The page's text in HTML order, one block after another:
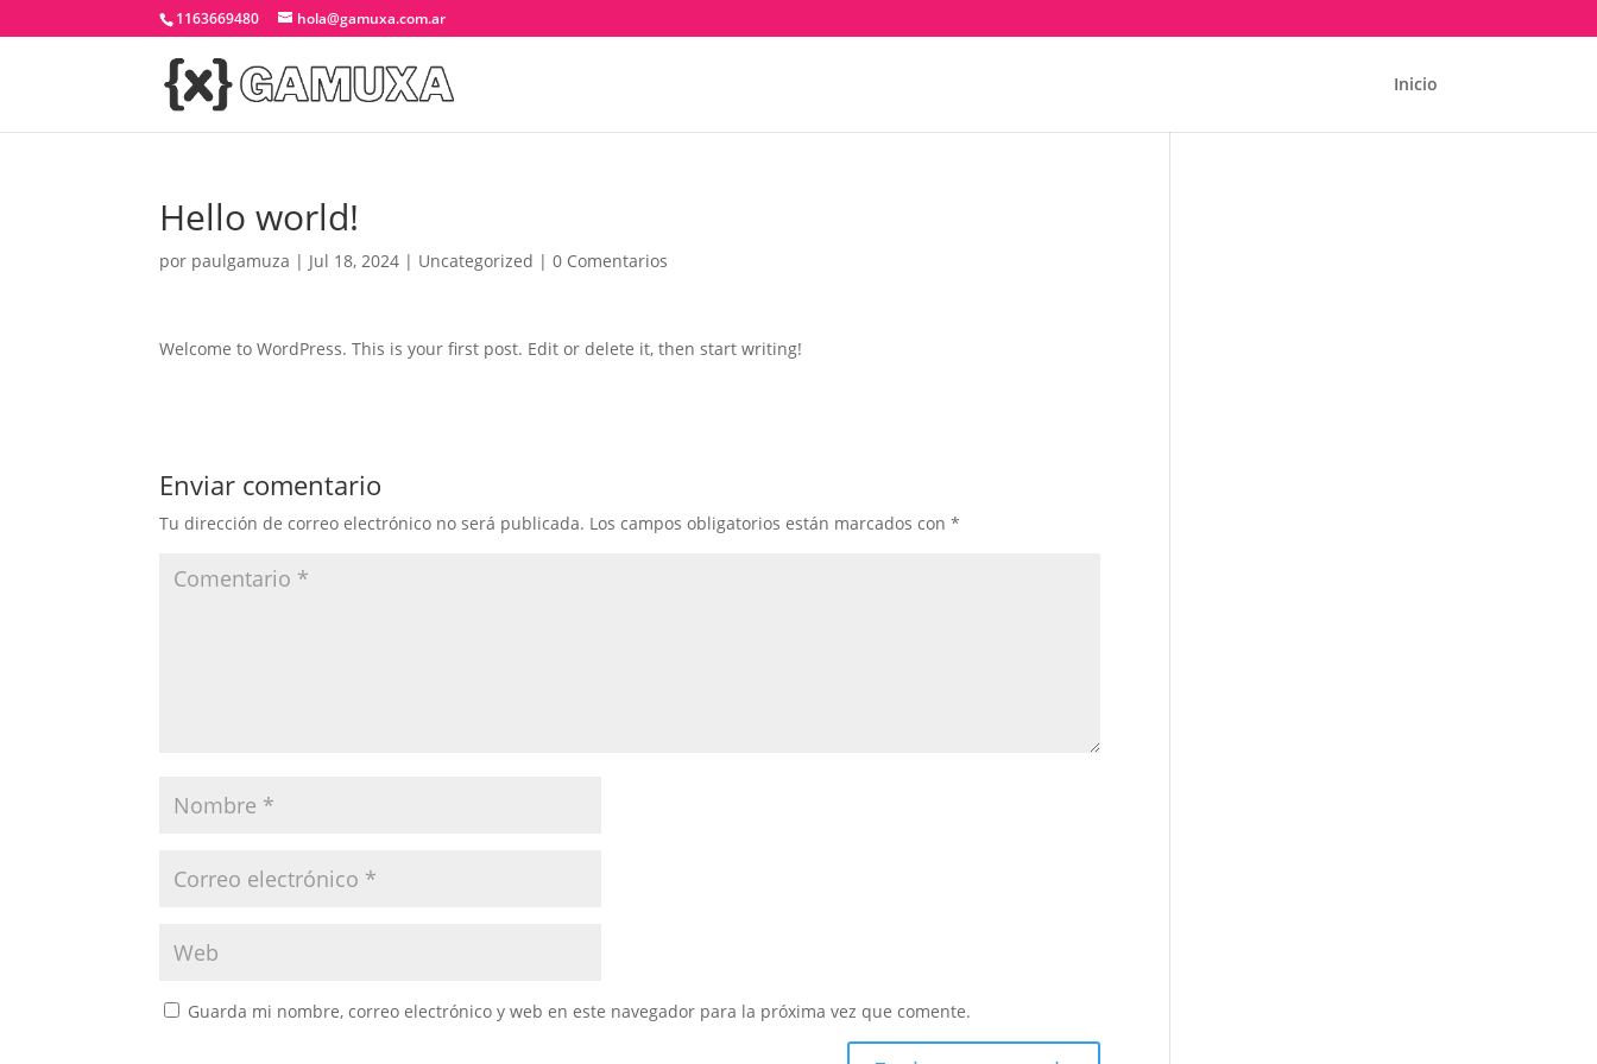
1163669480 hola@gamuxa.com.ar
Inicio
Hello world!
por paulgamuza | Jul 18, 2024 | Uncategorized |0 Comentarios
Welcome to WordPress. This is your first post. Edit or delete it, then start writing!
Enviar comentario
Tu dirección de correo electrónico no será publicada. Los campos obligatorios están marcados con*
Guarda mi nombre, correo electrónico y web en este navegador para la próxima vez que comente.